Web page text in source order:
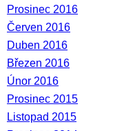
Prosinec 2016
Červen 2016
Duben 2016
Březen 2016
Únor 2016
Prosinec 2015
Listopad 2015